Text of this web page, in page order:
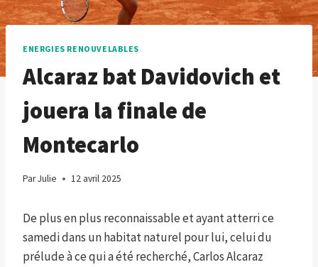
ENERGIES RENOUVELABLES
Alcaraz bat Davidovich et
jouera la finale de
Montecarlo
ParJulie 12 avril 2025
De plus en plus reconnaissable et ayant atterri ce
samedi dans un habitat naturel pour lui, celui du
prélude à ce qui a été recherché, Carlos Alcaraz